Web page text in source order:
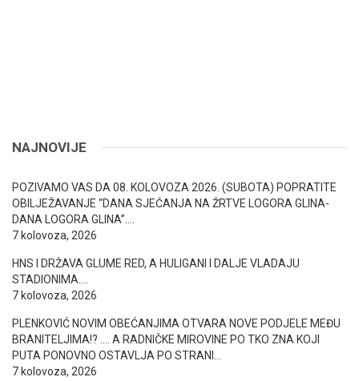
NAJNOVIJE
POZIVAMO VAS DA 08. KOLOVOZA 2026. (SUBOTA) POPRATITE
OBILJEŽAVANJE “DANA SJEĆANJA NA ŽRTVE LOGORA GLINA-
DANA LOGORA GLINA”….
7 kolovoza, 2026
HNS I DRŽAVA GLUME RED, A HULIGANI I DALJE VLADAJU
STADIONIMA….
7 kolovoza, 2026
PLENKOVIĆ NOVIM OBEĆANJIMA OTVARA NOVE PODJELE MEĐU
BRANITELJIMA!? …. A RADNIČKE MIROVINE PO TKO ZNA KOJI
PUTA PONOVNO OSTAVLJA PO STRANI…
7 kolovoza, 2026